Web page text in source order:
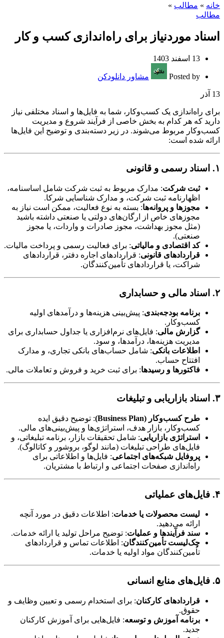
خانه » مطالب »
مطالب
اسناد موردنیاز برای راه‌اندازی کسب و کار
13 اسفند 1403
Posted by مشاور دانلودکن
13 آذر
برای راه‌اندازی یک کسب‌وکار، شما به فایل‌ها و اسناد مختلفی نیاز
دارید که هر کدام به بخش خاصی از فرآیند شروع و مدیریت
کسب‌وکار مربوط می‌شوند. در زیر دسته‌بندی و توضیح این فایل‌ها
ارائه شده است:
۱. اسناد رسمی و قانونی
ثبت شرکت: مدارک مربوط به ثبت شرکت شامل اساسنامه،
اظهارنامه ثبت شرکت، و مدارک شناسایی شرکا.
مجوزها و پروانه‌ها: بسته به نوع فعالیت، ممکن است نیاز به
مجوزهای خاص از ارگان‌های دولتی یا صنعتی داشته باشید
(مثل مجوز بهداشت، مجوز صادرات و واردات، یا مجوز
صنعتی).
کد اقتصادی و مالیاتی: برای فعالیت رسمی و پرداخت مالیات.
قراردادهای قانونی: قراردادهای اجاره دفتر، قراردادهای
شراکت، یا قراردادهای تأمین‌کنندگان.
۲. اسناد مالی و حسابداری
برنامه بودجه‌بندی: پیش‌بینی هزینه‌ها و درآمدهای اولیه
کسب‌وکار.
گزارش مالی: فایل‌های نرم‌افزاری یا جداول حسابداری برای
مدیریت هزینه‌ها، درآمدها، و سود.
اطلاعات بانکی: شامل حساب‌های بانکی تجاری، و مدارک
افتتاح حساب.
فاکتورها و رسیدها: برای ثبت خرید و فروش و تعاملات مالی.
۳. اسناد بازاریابی و تبلیغات
طرح کسب‌وکار (Business Plan)
: توضیح دقیق ایده
کسب‌وکار، بازار هدف، استراتژی‌ها و پیش‌بینی‌های مالی.
استراتژی بازاریابی: شامل تحقیقات بازار، برنامه تبلیغاتی، و
فایل‌های طراحی تبلیغات (مانند لوگو، بروشور و کاتالوگ).
پروفایل شبکه‌های اجتماعی: فایل‌ها و اطلاعاتی برای
راه‌اندازی صفحات اجتماعی و ارتباط با مشتریان.
۴. فایل‌های عملیاتی
لیست محصولات یا خدمات: اطلاعات دقیق در مورد آنچه
ارائه می‌دهید.
سند فرآیندها و عملیات: توضیح مراحل تولید یا ارائه خدمات.
چک‌لیست تأمین‌کنندگان: اطلاعات تماس و قراردادهای
تأمین‌کنندگان مواد اولیه یا خدمات.
۵. فایل‌های منابع انسانی
قراردادهای کارکنان: برای استخدام رسمی و تعیین وظایف و
حقوق.
برنامه آموزش و توسعه: فایل‌هایی برای آموزش کارکنان
جدید.